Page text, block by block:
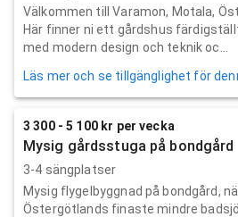
Välkommen till Varamon, Motala,
Här finner ni ett gårdshus
med modern design och teknik oc...
Läs mer och se tillgänglighet för
3 300 - 5 100 kr per vecka
Mysig gårdsstuga på bondgård
3-4 sängplatser
Mysig flygelbyggnad på bondgård,
Östergötlands finaste mindre